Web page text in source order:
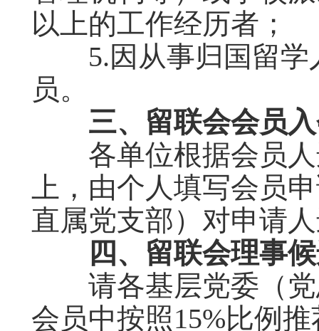
以上的工作经历者；
5.因从事归国留学
员。
三、留联会会员入
各单位根据会员人
上，由个人填写会员
直属党支部）对申请
四、留联会理事候
请各基层党委（党
会员中按照15%比例